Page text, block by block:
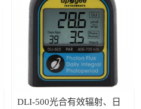
DLI-500光合有效辐射、日